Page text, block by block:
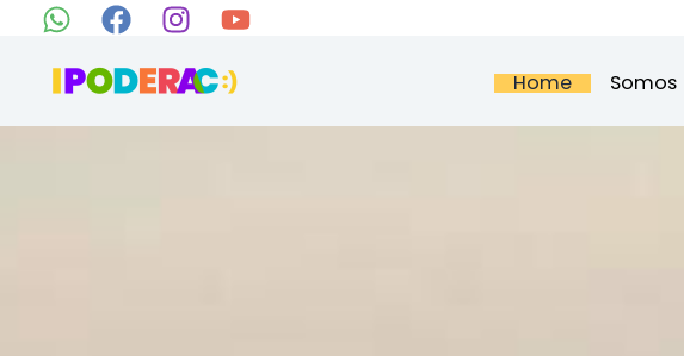
contenido
Home Somos